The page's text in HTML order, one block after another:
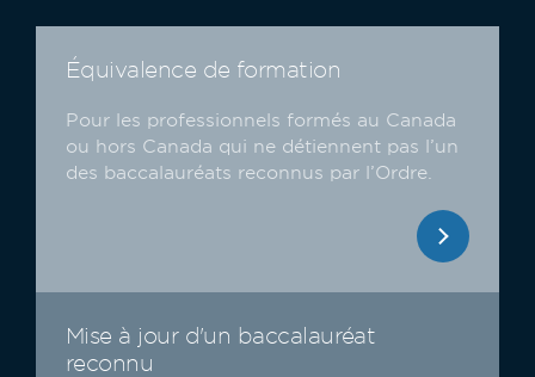
Équivalence de formation
Pour les professionnels formés au Canada
ou hors Canada qui ne détiennent pas l’un
des baccalauréats reconnus par l’Ordre.
Mise à jour d'un baccalauréat
reconnu